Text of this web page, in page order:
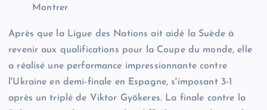
Montrer
Après que la Ligue des Nations ait aidé la Suède à
revenir aux qualifications pour la Coupe du monde, elle
a réalisé une performance impressionnante contre
l'Ukraine en demi-finale en Espagne, s'imposant 3-1
après un triplé de Viktor Gyökeres. La finale contre la